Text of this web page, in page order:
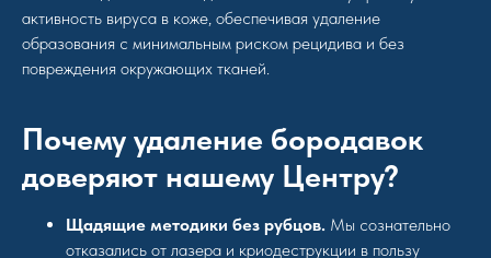
активность вируса в коже, обеспечивая удаление
образования с минимальным риском рецидива и без
повреждения окружающих тканей.
Почему удаление бородавок
доверяют нашему Центру?
Щадящие методики без рубцов. Мы сознательно
отказались от лазера и криодеструкции в пользу